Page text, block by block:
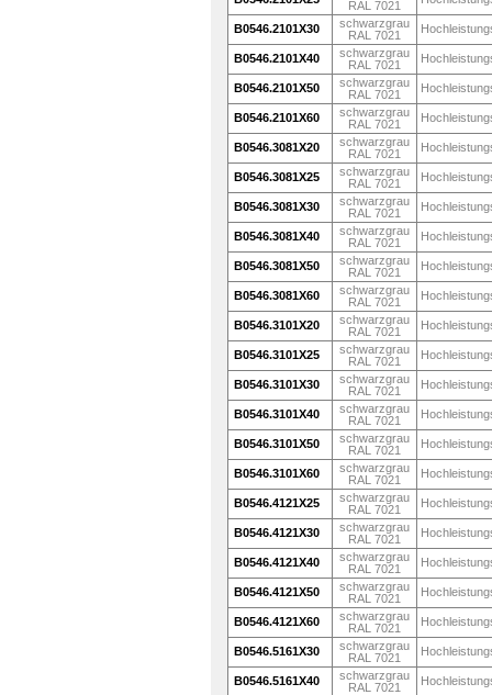
RAL 7021
B0546.2101X30
schwarzgrau
RAL 7021
B0546.2101X40
schwarzgrau
RAL 7021
B0546.2101X50
schwarzgrau
RAL 7021
B0546.2101X60
schwarzgrau
RAL 7021
B0546.3081X20
schwarzgrau
RAL 7021
B0546.3081X25
schwarzgrau
RAL 7021
B0546.3081X30
schwarzgrau
RAL 7021
B0546.3081X40
schwarzgrau
RAL 7021
B0546.3081X50
schwarzgrau
RAL 7021
B0546.3081X60
schwarzgrau
RAL 7021
B0546.3101X20
schwarzgrau
RAL 7021
B0546.3101X25
schwarzgrau
RAL 7021
B0546.3101X30
schwarzgrau
RAL 7021
B0546.3101X40
schwarzgrau
RAL 7021
B0546.3101X50
schwarzgrau
RAL 7021
B0546.3101X60
schwarzgrau
RAL 7021
B0546.4121X25
schwarzgrau
RAL 7021
B0546.4121X30
schwarzgrau
RAL 7021
B0546.4121X40
schwarzgrau
RAL 7021
B0546.4121X50
schwarzgrau
RAL 7021
B0546.4121X60
schwarzgrau
RAL 7021
B0546.5161X30
schwarzgrau
RAL 7021
B0546.5161X40
schwarzgrau
RAL 7021